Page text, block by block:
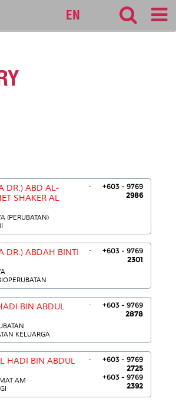
EN
DR.) ABD AL-
SHAKER AL
(PERUBATAN)
.
+603 - 9769
2986
DR.) ABDAH BINTI
.
+603 - 9769
2301
BIN ABDUL
KELUARGA
.
+603 - 9769
2878
HADI BIN ABDUL
AM
.
+603 - 9769
2725
+603 - 9769
2392